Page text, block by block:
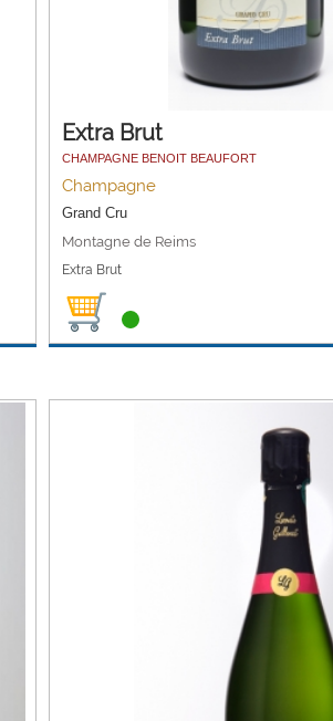
Extra Brut
CHAMPAGNE BENOIT BEAUFORT
Champagne
Grand Cru
Montagne de Reims
Extra Brut